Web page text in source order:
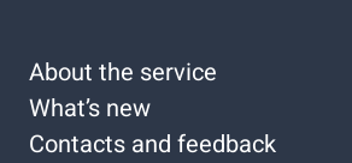
About the service
What’s new
Contacts and feedback